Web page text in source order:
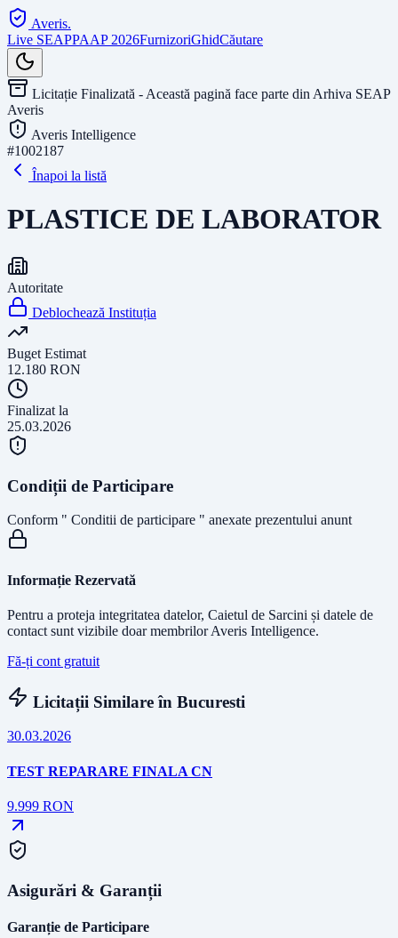
Averis.
Live SEAPPAAP 2026FurnizoriGhidCăutare
Licitație Finalizată - Această pagină face parte din Arhiva SEAP
Averis
Averis Intelligence
#1002187
Înapoi la listă
PLASTICE DE LABORATOR
Autoritate
Deblochează Instituția
Buget Estimat
12.180 RON
Finalizat la
25.03.2026
Condiții de Participare
Conform " Conditii de participare " anexate prezentului anunt
Informație Rezervată
Pentru a proteja integritatea datelor, Caietul de Sarcini și datele de
contact sunt vizibile doar membrilor Averis Intelligence.
Fă-ți cont gratuit
Licitații Similare în Bucuresti
30.03.2026
TEST REPARARE FINALA CN
9.999 RON
Asigurări & Garanții
Garanție de Participare